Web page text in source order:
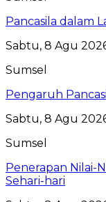
Pancasila dalam
Sabtu, 8 Agu
Sumsel
Pengaruh
Sabtu, 8 Agu
Sumsel
Penerapan Nilai-
Sehari-hari